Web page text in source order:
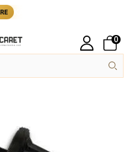
KARGOYA YETİŞMESİ İÇİN
0